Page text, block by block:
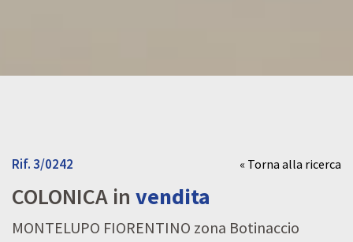
« Torna alla ricerca
Rif. 3/0242
COLONICA in vendita
MONTELUPO FIORENTINO zona Botinaccio